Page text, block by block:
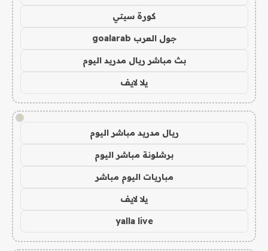
كورة سيتي
جول العرب goalarab
بث مباشر ريال مدريد اليوم
يلا لايف
!
ريال مدريد مباشر اليوم
برشلونة مباشر اليوم
مباريات اليوم مباشر
يلا لايف
yalla live